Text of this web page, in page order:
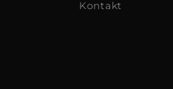
Kontakt